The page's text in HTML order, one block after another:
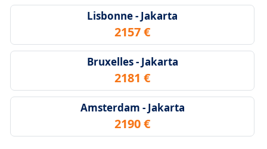
Lisbonne - Jakarta
2157 €
Bruxelles - Jakarta
2181 €
Amsterdam - Jakarta
2190 €